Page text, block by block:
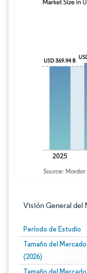
Visión General del
Período de Estudio
Tamaño del Mercado
(2026)